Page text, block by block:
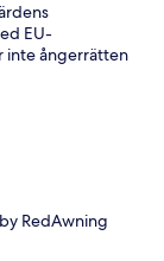
EU-
inte ångerrätten
RedAwning